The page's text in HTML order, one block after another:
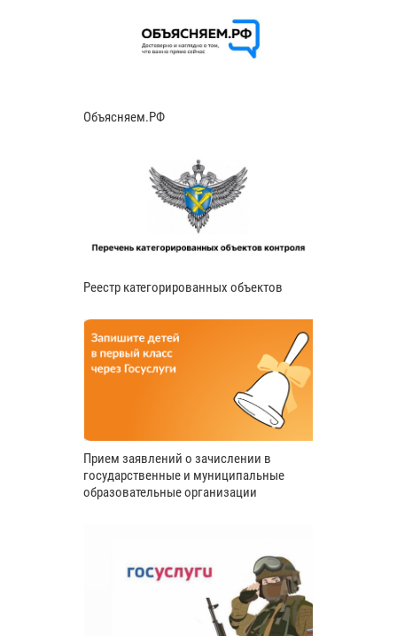
Объясняем.РФ
Реестр категорированных объектов
Прием заявлений о зачислении в
государственные и муниципальные
образовательные организации